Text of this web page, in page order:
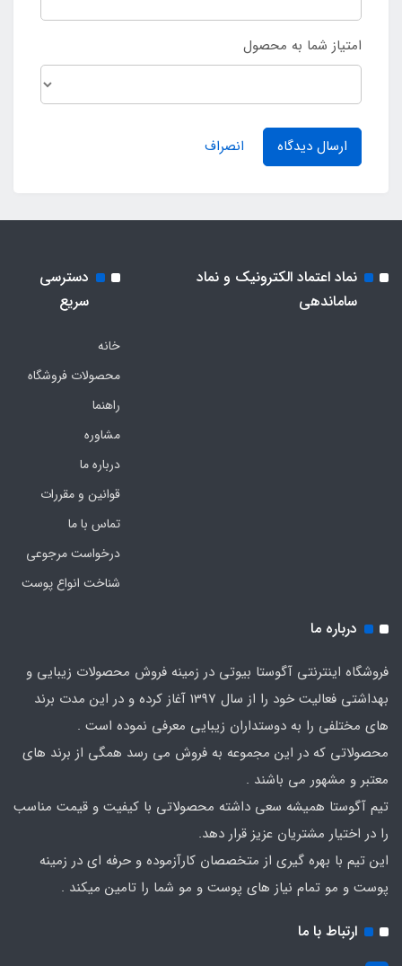
امتیاز شما به محصول
ارسال دیدگاه انصراف
نماد اعتماد الکترونیک و نماد
ساماندهی
دسترسی
سریع
خانه
محصولات فروشگاه
راهنما
مشاوره
درباره ما
قوانین و مقررات
تماس با ما
درخواست مرجوعی
شناخت انواع پوست
درباره ما
فروشگاه اینترنتی آگوستا بیوتی در زمینه فروش محصولات زیبایی و
بهداشتی فعالیت خود را از سال 1397 آغاز کرده و در این مدت برند
های مختلفی را به دوستداران زیبایی معرفی نموده است .
محصولاتی که در این مجموعه به فروش می رسد همگی از برند های
معتبر و مشهور می باشند .
تیم آگوستا همیشه سعی داشته محصولاتی با کیفیت و قیمت مناسب
را در اختیار مشتریان عزیز قرار دهد.
این تیم با بهره گیری از متخصصان کارآزموده و حرفه ای در زمینه
پوست و مو تمام نیاز های پوست و مو شما را تامین میکند .
ارتباط با ما